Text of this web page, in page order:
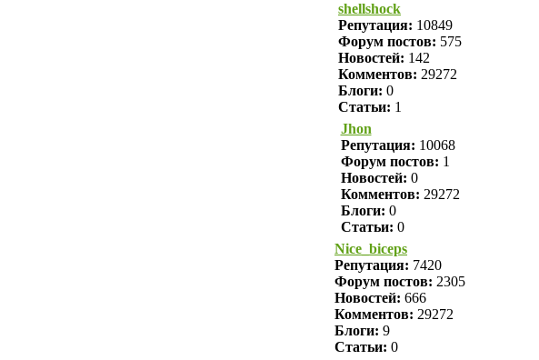
shellshock
Репутация: 10849
Форум постов: 575
Новостей: 142
Комментов: 29272
Блоги: 0
Статьи: 1
Jhon
Репутация: 10068
Форум постов: 1
Новостей: 0
Комментов: 29272
Блоги: 0
Статьи: 0
Nice_biceps
Репутация: 7420
Форум постов: 2305
Новостей: 666
Комментов: 29272
Блоги: 9
Статьи: 0